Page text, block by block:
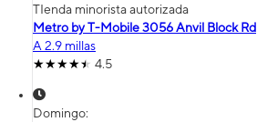
TIenda minorista autorizada
Metro by T-Mobile 3056 Anvil Block Rd
A 2.9 millas
4.5
Domingo: